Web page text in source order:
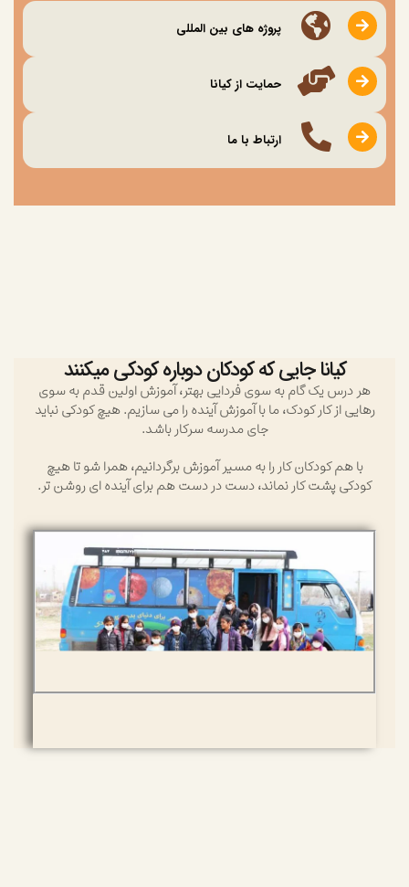
پروژه های بین المللی
حمایت از کیانا
ارتباط با ما
کیانا جایی که کودکان دوباره کودکی میکنند
هر درس یک گام به سوی فردایی بهتر، آموزش اولین قدم به سوی
رهایی از کار کودک، ما با آموزش آینده را می سازیم. هیچ کودکی نباید
جای مدرسه سرکار باشد.
با هم کودکان کار را به مسیر آموزش برگردانیم، همرا شو تا هیچ
کودکی پشت کار نماند، دست در دست هم برای آینده ای روشن تر.